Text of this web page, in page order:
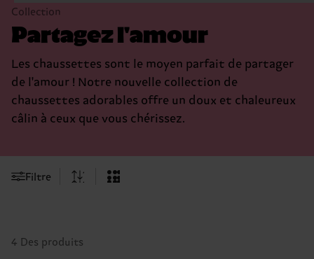
Collection
Partagez l'amour
Les chaussettes sont le moyen parfait de partager
de l'amour ! Notre nouvelle collection de
chaussettes adorables offre un doux et chaleureux
câlin à ceux que vous chérissez.
Filtre
4 Des produits